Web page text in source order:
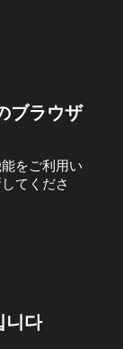
ブラウザ
をご利用い
てくださ
니다